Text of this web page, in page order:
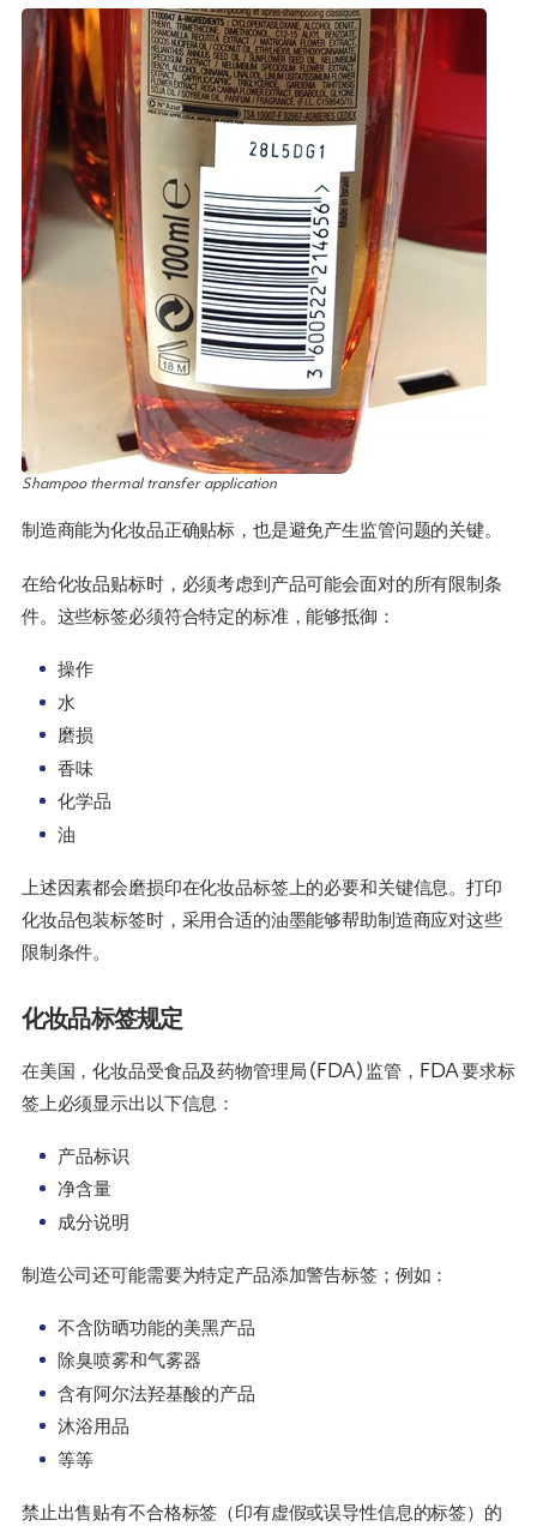
Shampoo thermal transfer application
制造商能为化妆品正确贴标，也是避免产生监管问题的关键。
在给化妆品贴标时，必须考虑到产品可能会面对的所有限制条
件。这些标签必须符合特定的标准，能够抵御：
操作
水
磨损
香味
化学品
油
上述因素都会磨损印在化妆品标签上的必要和关键信息。打印
化妆品包装标签时，采用合适的油墨能够帮助制造商应对这些
限制条件。
化妆品标签规定
在美国，化妆品受食品及药物管理局 (FDA) 监管，FDA 要求标
签上必须显示出以下信息：
产品标识
净含量
成分说明
制造公司还可能需要为特定产品添加警告标签；例如：
不含防晒功能的美黑产品
除臭喷雾和气雾器
含有阿尔法羟基酸的产品
沐浴用品
等等
禁止出售贴有不合格标签（印有虚假或误导性信息的标签）的